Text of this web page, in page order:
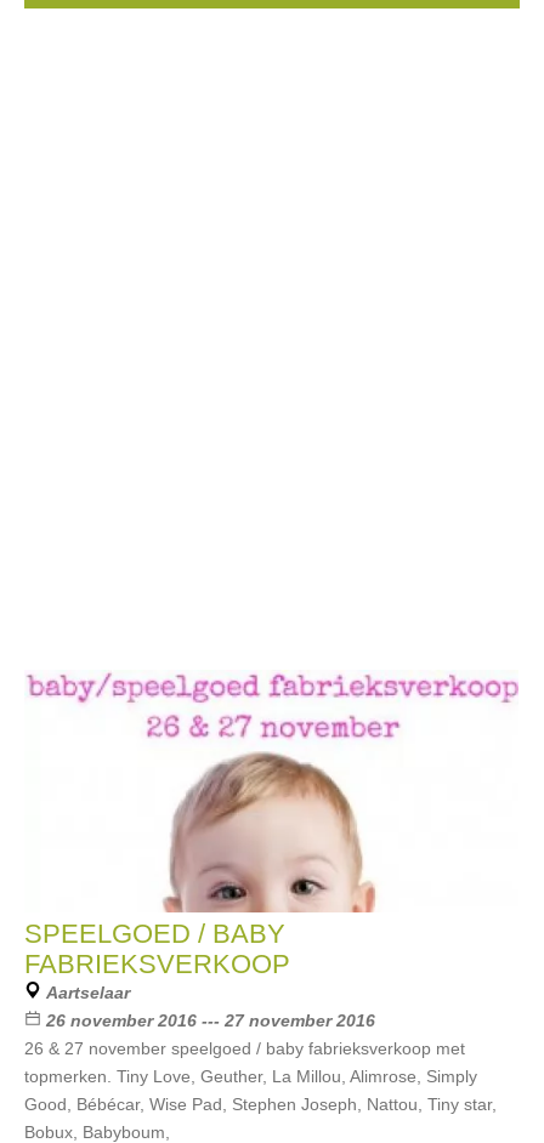
SPEELGOED / BABY
FABRIEKSVERKOOP
Aartselaar
26 november 2016 --- 27 november 2016
26 & 27 november speelgoed / baby fabrieksverkoop met
topmerken. Tiny Love, Geuther, La Millou, Alimrose, Simply
Good, Bébécar, Wise Pad, Stephen Joseph, Nattou, Tiny star,
Bobux, Babyboum,